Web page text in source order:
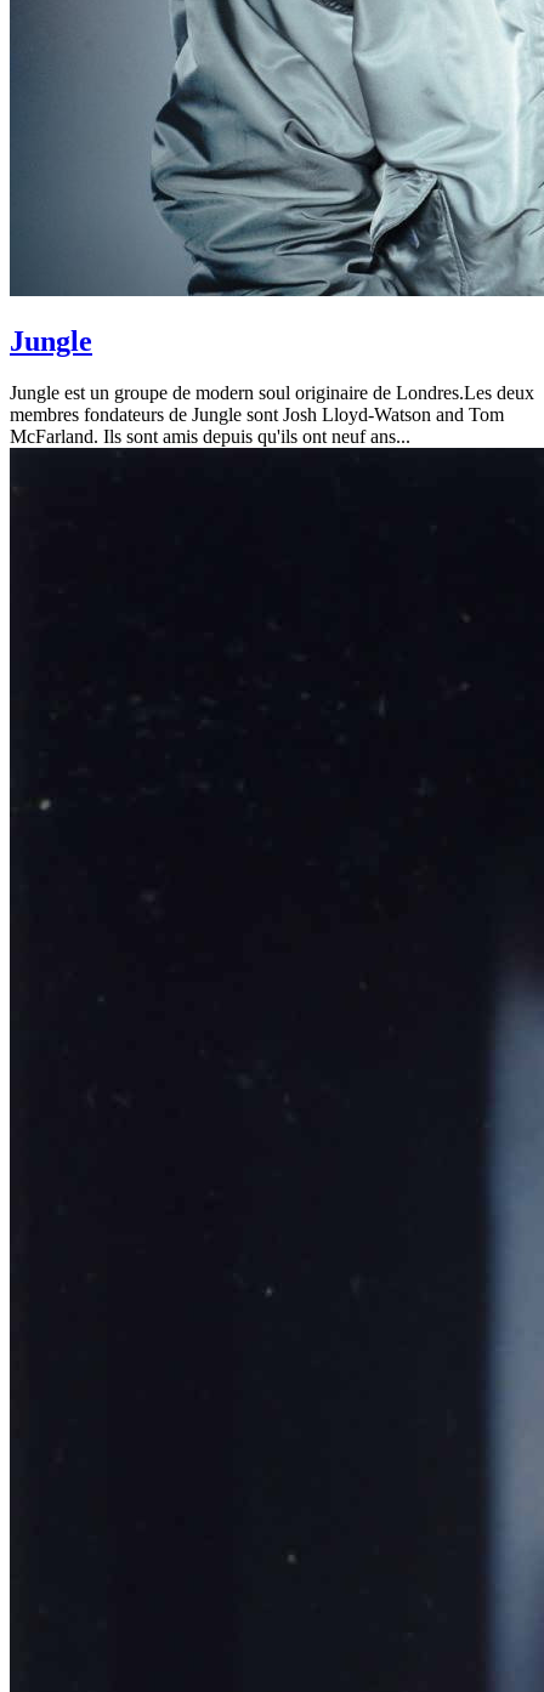
Jungle
Jungle est un groupe de modern soul originaire de Londres.Les deux
membres fondateurs de Jungle sont Josh Lloyd-Watson and Tom
McFarland. Ils sont amis depuis qu'ils ont neuf ans...